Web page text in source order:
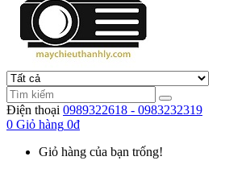
Điện thoại 0989322618 - 0983232319
0 Giỏ hàng 0đ
Giỏ hàng của bạn trống!